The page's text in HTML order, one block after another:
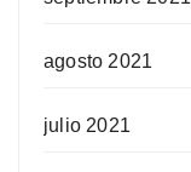
agosto 2021
julio 2021